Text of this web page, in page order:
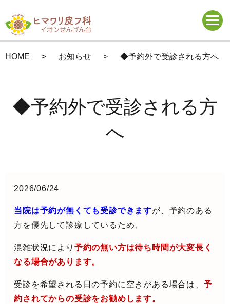
HOME お知らせ ◆予約外で受診される方へ
◆予約外で受診される方
へ
2026/06/24
当院は予約が無くても受診できますが、予約のある
方を優先して診療しているため、
混雑状況により 予約の無い方は待ち時間が大変長く
なる場合があります。
受診を希望される日の予約に空きがある場合は、 予
約されてからの受診をお勧めします。